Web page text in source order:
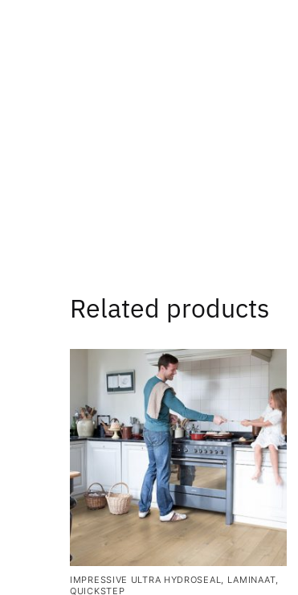
Related products
IMPRESSIVE ULTRA HYDROSEAL, LAMINAAT,
QUICKSTEP